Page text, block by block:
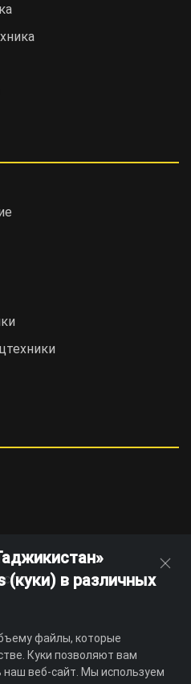
(куки) в различных
файлы, которые
Куки позволяют вам
веб-сайт. Мы используем